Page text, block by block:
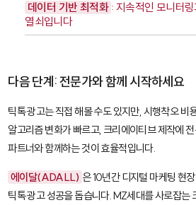
데이터 기반 최적화 : 지속적인 모니터
열쇠입니다
다음 단계: 전문가와 함께 시작하세요
틱톡 광고는 직접 해볼 수도 있지만, 시행착오 비
알고리즘 변화가 빠르고, 크리에이티브 제작에
파트너와 함께하는 것이 효율적입니다.
에이달(ADALL) 은 10년간 디지털 마케팅 현
틱톡 광고 성공을 돕습니다. MZ세대를 사로잡는